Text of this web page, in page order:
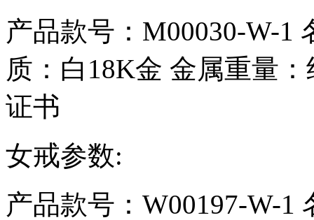
产品款号：M00030-W-1
质： 白18K金 金属重量：
证书
女戒参数:
产品款号：W00197-W-1